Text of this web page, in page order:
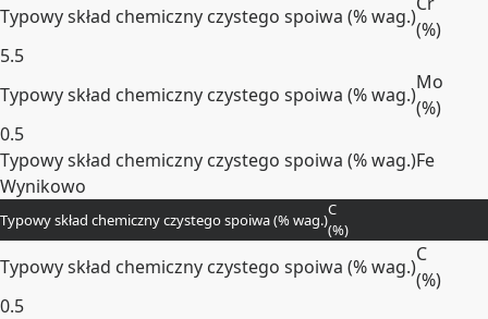
Typowy skład chemiczny czystego spoiwa (% wag.)
(%)
5.5
Typowy skład chemiczny czystego spoiwa (% wag.)
Mo
(%)
0.5
Typowy skład chemiczny czystego spoiwa (% wag.)Fe
Wynikowo
Rozwiń
Typowy skład chemiczny czystego spoiwa (% wag.)
C
(%)
Typowy skład chemiczny czystego spoiwa (% wag.)
C
(%)
0.5